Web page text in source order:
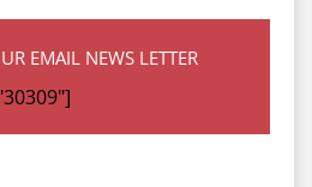
EMAIL NEWS LETTER